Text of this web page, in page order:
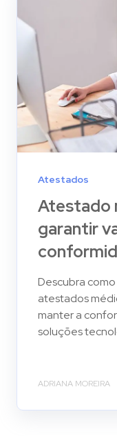
Atestados
Atestado
garantir
Descubra
atestados
manter a
soluções
ADRIANA MOREIRA